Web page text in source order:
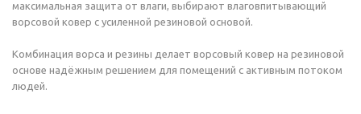
максимальная защита от влаги, выбирают влаговпитывающий
ворсовой ковер с усиленной резиновой основой.
Комбинация ворса и резины делает ворсовый ковер на резиновой
основе надёжным решением для помещений с активным потоком
людей.